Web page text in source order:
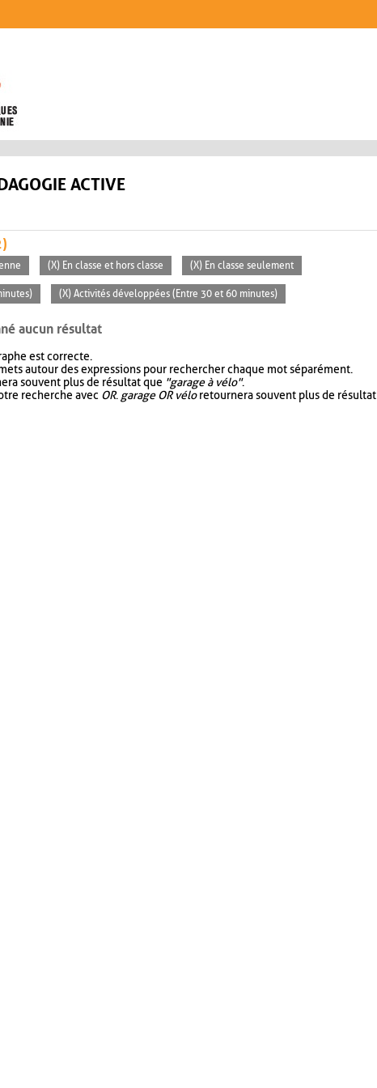
ACTIVE
(X) En classe et hors classe (X) En classe seulement
(X) Activités développées (Entre 30 et 60 minutes)
aucun résultat
est correcte.
autour des expressions pour rechercher chaque mot séparément.
souvent plus de résultat que "garage à vélo".
recherche avec OR. garage OR véloretournera souvent plus de résultat